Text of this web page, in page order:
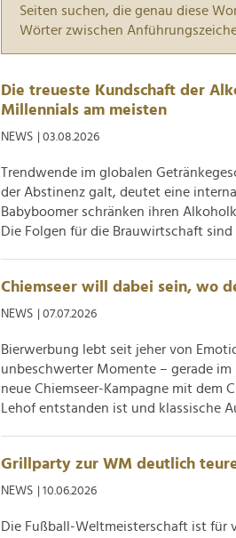
Seiten suchen, die genau diese
Wörter zwischen
Die treueste Kundschaft der
Millennials am meisten
NEWS | 03.08.2026
Trendwende im globalen
der Abstinenz galt, deutet eine
Babyboomer schränken ihren
Die Folgen für die Brauwirtschaft sind
Chiemseer will dabei sein, wo
NEWS | 07.07.2026
Bierwerbung lebt seit jeher von
unbeschwerter Momente – gerade im
neue Chiemseer-Kampagne mit dem
Lehof entstanden ist und klassische
Grillparty zur WM deutlich
NEWS | 10.06.2026
Die Fußball-Weltmeisterschaft ist für